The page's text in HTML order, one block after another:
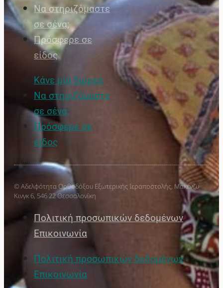
Να στηριζόμαστε
σε σένα;
Πρόσφερε σε
είδος
Κάνε μία δωρεά
Να στηριζόμαστε
σε σένα;
Πρόσφερε σε
είδος
© Αδελφότητα Ορθοδόξου Εξωτερικής Ιεραποστολής, Μακένζυ
Κινγκ 6, 546 22 Θεσσαλονίκη
Πολιτική προσωπικών δεδομένων
Επικοινωνία
Πολιτική προσωπικών δεδομένων
Επικοινωνία